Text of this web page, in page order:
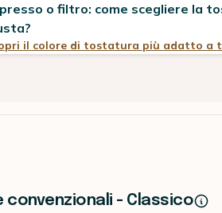
o filtro: come scegliere la
il colore di tostatura più adatto a
convenzionali - Classico